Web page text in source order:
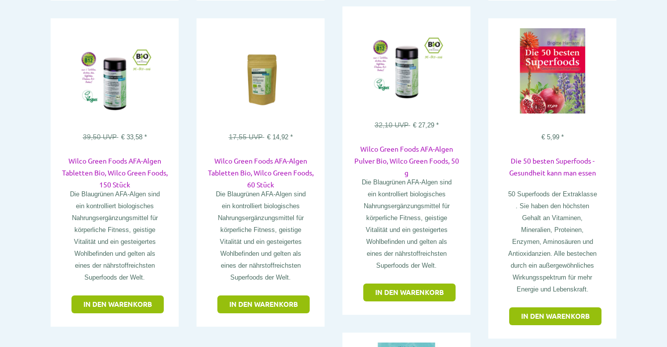
32,10UVP €27,29 *
Wilco Green Foods AFA-Algen
Pulver Bio, Wilco Green Foods, 50
g
Die Blaugrünen AFA-Algen sind
ein kontrolliert biologisches
Nahrungsergänzungsmittel für
körperliche Fitness, geistige
Vitalität und ein gesteigertes
Wohlbefinden und gelten als
eines der nährstoffreichsten
Superfoods der Welt.
IN DEN WARENKORB
39,50UVP €33,58 *
Wilco Green Foods AFA-Algen
Tabletten Bio, Wilco Green Foods,
150 Stück
Die Blaugrünen AFA-Algen sind
ein kontrolliert biologisches
Nahrungsergänzungsmittel für
körperliche Fitness, geistige
Vitalität und ein gesteigertes
Wohlbefinden und gelten als
eines der nährstoffreichsten
Superfoods der Welt.
IN DEN WARENKORB
17,55UVP €14,92 *
Wilco Green Foods AFA-Algen
Tabletten Bio, Wilco Green Foods,
60 Stück
Die Blaugrünen AFA-Algen sind
ein kontrolliert biologisches
Nahrungsergänzungsmittel für
körperliche Fitness, geistige
Vitalität und ein gesteigertes
Wohlbefinden und gelten als
eines der nährstoffreichsten
Superfoods der Welt.
IN DEN WARENKORB
€5,99 *
Die 50 besten Superfoods -
Gesundheit kann man essen
50 Superfoods der Extraklasse
. Sie haben den höchsten
Gehalt an Vitaminen,
Mineralien, Proteinen,
Enzymen, Aminosäuren und
Antioxidanzien. Alle bestechen
durch ein außergewöhnliches
Wirkungsspektrum für mehr
Energie und Lebenskraft.
IN DEN WARENKORB